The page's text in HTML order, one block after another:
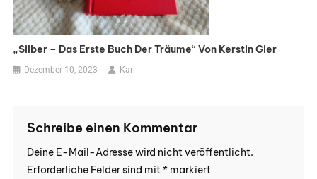
„Silber – Das Erste Buch Der Träume“ Von Kerstin Gier
Dezember 10, 2023 Kari
Schreibe einen Kommentar
Deine E-Mail-Adresse wird nicht veröffentlicht.
Erforderliche Felder sind mit*markiert